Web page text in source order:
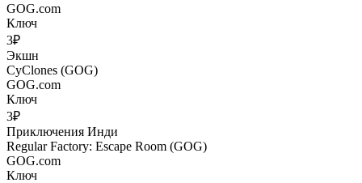
GOG.com
Ключ
3₽
Экшн
CyClones (GOG)
GOG.com
Ключ
3₽
Приключения Инди
Regular Factory: Escape Room (GOG)
GOG.com
Ключ